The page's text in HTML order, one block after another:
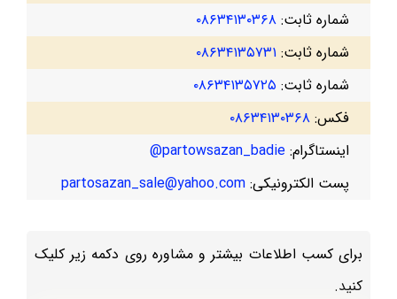
شماره ثابت: ۰۸۶۳۴۱۳۰۳۶۸
شماره ثابت: ۰۸۶۳۴۱۳۵۷۳۱
شماره ثابت: ۰۸۶۳۴۱۳۵۷۲۵
فکس: ۰۸۶۳۴۱۳۰۳۶۸
اینستاگرام: partowsazan_badie@
پست الکترونیکی: partosazan_sale@yahoo.com
برای کسب اطلاعات بیشتر و مشاوره روی دکمه زیر کلیک
کنید.